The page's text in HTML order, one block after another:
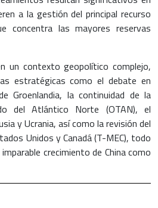
a la gestión del principal recurso
concentra las mayores reservas
un contexto geopolítico complejo,
estratégicas como el debate en
Groenlandia, la continuidad de la
del Atlántico Norte (OTAN), el
y Ucrania, así como la revisión del
Unidos y Canadá (T-MEC), todo
crecimiento de China como